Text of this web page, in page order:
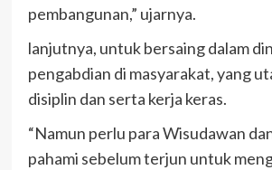
pembangunan,” ujarnya.
lanjutnya, untuk bersaing dalam
pengabdian di masyarakat, yang
disiplin dan serta kerja keras.
“Namun perlu para Wisudawan
pahami sebelum terjun untuk